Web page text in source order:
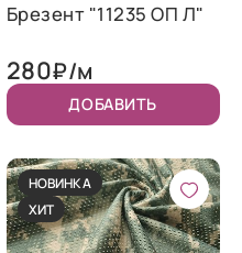
Брезент "11235 ОП Л"
280₽/м
ДОБАВИТЬ
НОВИНКА
ХИТ